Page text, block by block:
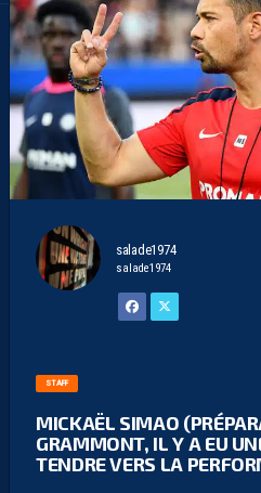
salade1974
salade1974
STAFF
MICKAËL SIMAO
GRAMMONT, IL Y A EU
TENDRE VERS LA